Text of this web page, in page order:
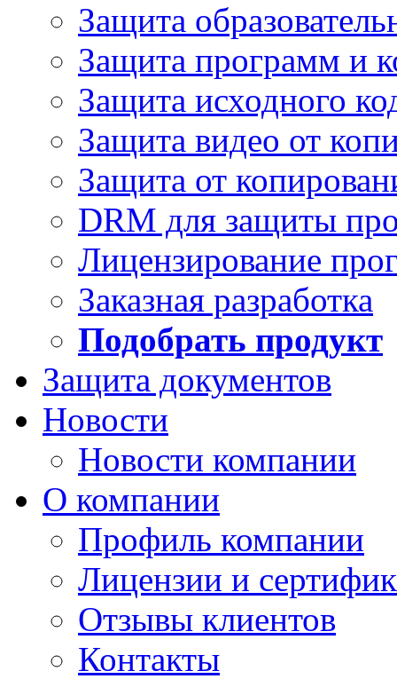
Защита
Защита программ и
Защита исходного
Защита видео от
Защита от
DRM для защиты
Лицензирование
Заказная разработка
Подобрать продукт
Защита документов
Новости
Новости компании
О компании
Профиль компании
Лицензии и
Отзывы клиентов
Контакты